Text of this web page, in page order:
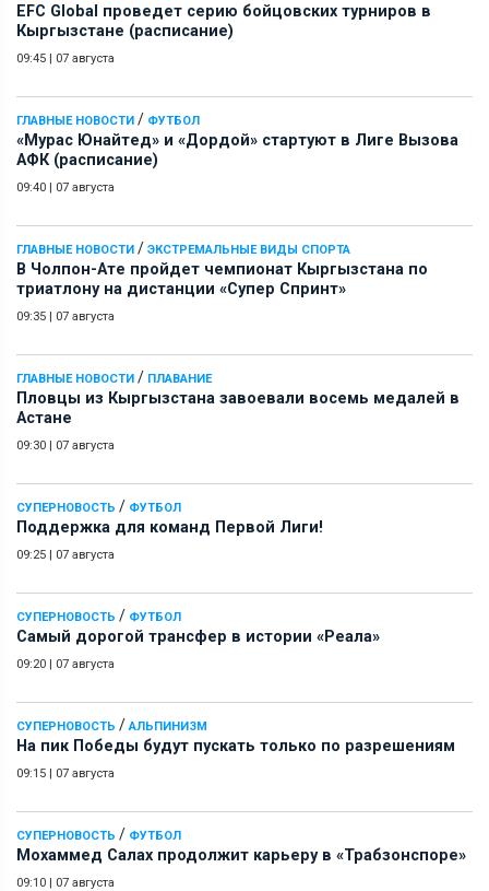
EFC Global проведет серию бойцовских турниров в
Кыргызстане (расписание)
09:45 | 07 августа
ГЛАВНЫЕ НОВОСТИ / ФУТБОЛ
«Мурас Юнайтед» и «Дордой» стартуют в Лиге Вызова
АФК (расписание)
09:40 | 07 августа
ГЛАВНЫЕ НОВОСТИ / ЭКСТРЕМАЛЬНЫЕ ВИДЫ СПОРТА
В Чолпон-Ате пройдет чемпионат Кыргызстана по
триатлону на дистанции «Супер Спринт»
09:35 | 07 августа
ГЛАВНЫЕ НОВОСТИ / ПЛАВАНИЕ
Пловцы из Кыргызстана завоевали восемь медалей в
Астане
09:30 | 07 августа
СУПЕРНОВОСТЬ / ФУТБОЛ
Поддержка для команд Первой Лиги!
09:25 | 07 августа
СУПЕРНОВОСТЬ / ФУТБОЛ
Самый дорогой трансфер в истории «Реала»
09:20 | 07 августа
СУПЕРНОВОСТЬ / АЛЬПИНИЗМ
На пик Победы будут пускать только по разрешениям
09:15 | 07 августа
СУПЕРНОВОСТЬ / ФУТБОЛ
Мохаммед Салах продолжит карьеру в «Трабзонспоре»
09:10 | 07 августа